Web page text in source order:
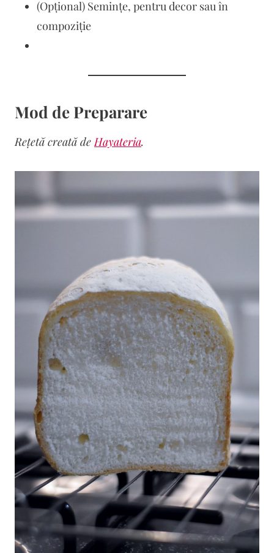
(Opțional) Semințe, pentru decor sau în
compoziție
Mod de Preparare
Rețetă creată de Hayateria.